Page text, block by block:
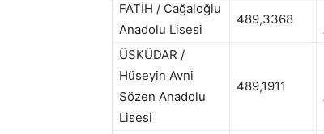
FATİH / Cağaloğlu
Anadolu Lisesi
489,3368
ÜSKÜDAR /
Hüseyin Avni
Sözen Anadolu
Lisesi
489,1911